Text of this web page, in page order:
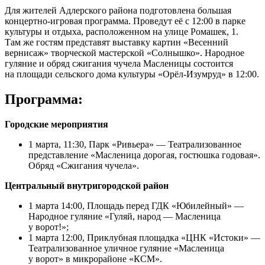
Для жителей Адлерского района подготовлена большая
концертно-игровая программа. Проведут её с 12:00 в парке
культуры и отдыха, расположенном на улице Ромашек, 1.
Там же гостям представят выставку картин «Весенний
вернисаж» творческой мастерской «Солнышко». Народное
гуляние и обряд сжигания чучела Масленицы состоится
на площади сельского дома культуры «Орёл-Изумруд» в 12:00.
Программа:
Городские мероприятия
1 марта, 11:30, Парк «Ривьера» — Театрализованное
представление «Масленица дорогая, гостюшка годовая».
Обряд «Сжигания чучела».
Центральный внутригородской район
1 марта 14:00, Площадь перед ГДК «Юбилейный» —
Народное гуляние «Гуляй, народ — Масленица
у ворот!»;
1 марта 12:00, Приклубная площадка «ЦНК «Истоки» —
Театрализованное уличное гуляние «Масленица
у ворот» в микрорайоне «КСМ».